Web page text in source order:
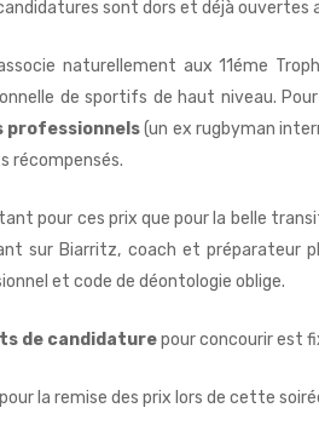
sont dors et déjà ouvertes
naturellement aux 11éme
de sportifs de haut niveau.
professionnels(un ex rugbyman
récompensés.
pour ces prix que pour la belle
sur Biarritz, coach et préparateur
et code de déontologie oblige.
de candidaturepour concourir est
la remise des prix lors de cette